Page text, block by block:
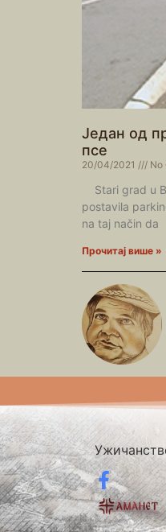
Један од
псе
20/04/2021 No
Stari grad u
postavila
na taj način da
Прочитај више »